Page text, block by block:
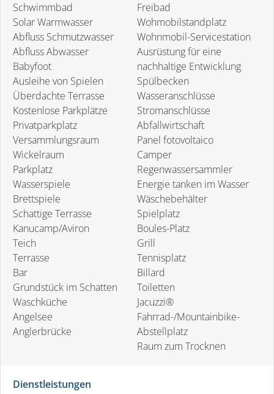
Schwimmbad
Solar Warmwasser
Abfluss Schmutzwasser
Abfluss Abwasser
Babyfoot
Ausleihe von Spielen
Überdachte Terrasse
Kostenlose Parkplätze
Privatparkplatz
Versammlungsraum
Wickelraum
Parkplatz
Wasserspiele
Brettspiele
Schattige Terrasse
Kanucamp/Aviron
Teich
Terrasse
Bar
Grundstück im Schatten
Waschküche
Angelsee
Anglerbrücke
Freibad
Wohmobilstandplatz
Wohnmobil-Servicestation
Ausrüstung für eine
nachhaltige Entwicklung
Spülbecken
Wasseranschlüsse
Stromanschlüsse
Abfallwirtschaft
Panel fotovoltaico
Camper
Regenwassersammler
Energie tanken im Wasser
Wäschebehälter
Spielplatz
Boules-Platz
Grill
Tennisplatz
Billard
Toiletten
Jacuzzi®
Fahrrad-/Mountainbike-
Abstellplatz
Raum zum Trocknen
Dienstleistungen